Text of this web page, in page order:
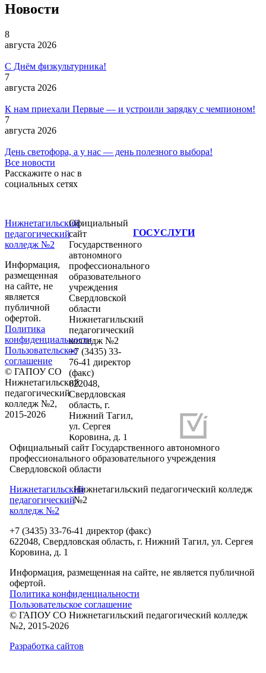
Новости
8
августа 2026
С Днём физкультурника!
7
августа 2026
К нам приехали Первые — и устроили зарядку с чемпионом!
7
августа 2026
День светофора, а у нас — день полезного выбора!
Все новости
Расскажите о нас в
социальных сетях
Нижнетагильский
педагогический
колледж №2
Информация,
размещенная
на сайте, не
является
публичной
офертой.
Политика
конфиденциальности
Пользовательское
соглашение
© ГАПОУ СО
Нижнетагильский
педагогический
колледж №2,
2015-2026
Официальный
сайт
Государственного
автономного
профессионального
образовательного
учреждения
Свердловской
области
Нижнетагильский
педагогический
колледж №2
+7 (3435) 33-
76-41 директор
(факс)
622048,
Свердловская
область, г.
Нижний Тагил,
ул. Сергея
Коровина, д. 1
ГОСУСЛУГИ
Разработка и продвижение сайтов
Официальный сайт Государственного автономного
профессионального образовательного учреждения
Свердловской области
Нижнетагильский
педагогический
колледж №2
Нижнетагильский педагогический колледж
№2
+7 (3435) 33-76-41 директор (факс)
622048, Свердловская область, г. Нижний Тагил, ул. Сергея
Коровина, д. 1
Информация, размещенная на сайте, не является публичной
офертой.
Политика конфиденциальности
Пользовательское соглашение
© ГАПОУ СО Нижнетагильский педагогический колледж
№2, 2015-2026
Разработка сайтов